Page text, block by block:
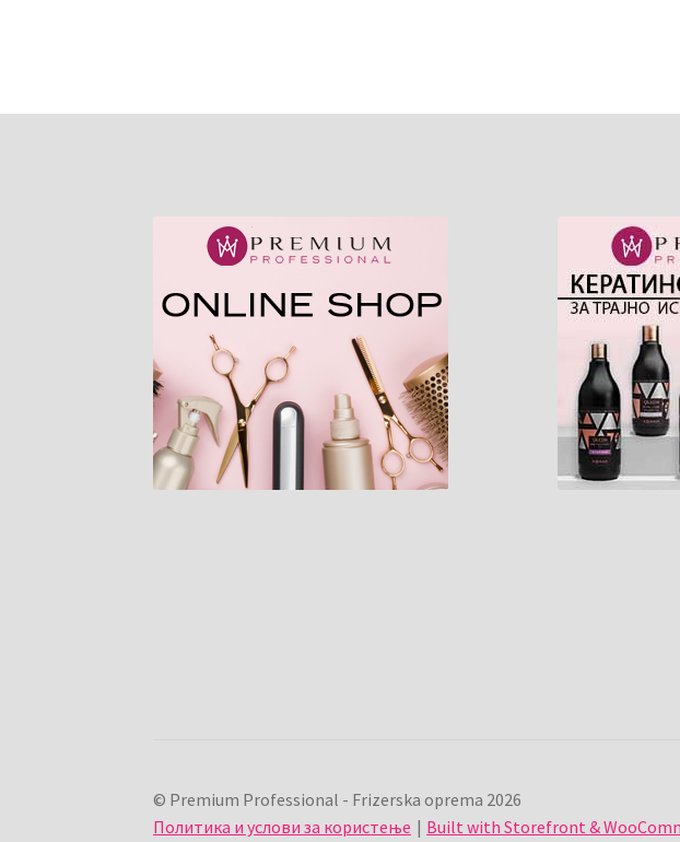
© Premium Professional - Frizerska oprema 2026
Политика и услови за користење
Built with Storefront &